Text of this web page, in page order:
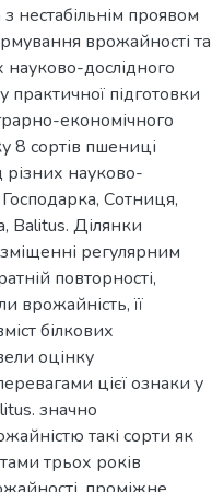
нестабільнім проявом
врожайності та
дослідного
практичної підготовки
економічного
8 сортів пшениці
різних науково-
Сотниця,
Balitus. Ділянки
регулярним
повторності,
врожайність, її
білкових
оцінку
цієї ознаки у
значно
такі сорти як
трьох років